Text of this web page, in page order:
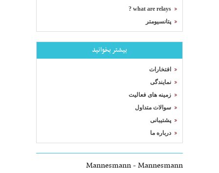
what are relays ?
پتانسیومتر
بیشتر بخوانید
افتخارات
نمایندگی
زمینه های فعالیت
سوالات متداول
پشتیبانی
درباره ما
Mannesmann - Mannesmann